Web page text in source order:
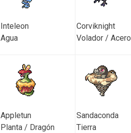
Inteleon
Agua
Corviknight
Volador / Acero
Appletun
Planta / Dragón
Sandaconda
Tierra